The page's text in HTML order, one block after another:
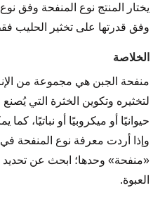
يختار المنتج نوع المنفحة وفق
وفق قدرتها على تخثير الحليب
الخلاصة
منفحة الجبن هي مجموعة من
لتخثيره وتكوين الخثرة التي
حيوانيًا أو ميكروبيًا أو نباتيًا،
وإذا أردت معرفة نوع المنفحة
«منفحة» وحدها؛ ابحث عن
العبوة.